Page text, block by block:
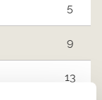
5
9
13